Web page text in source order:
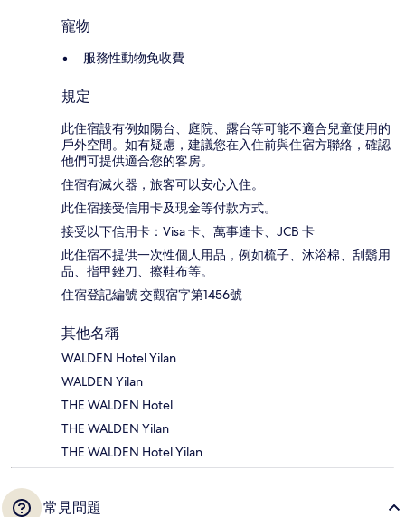
寵物
服務性動物免收費
規定
此住宿設有例如陽台、庭院、露台等可能不適合兒童使用的
戶外空間。如有疑慮，建議您在入住前與住宿方聯絡，確認
他們可提供適合您的客房。
住宿有滅火器，旅客可以安心入住。
此住宿接受信用卡及現金等付款方式。
接受以下信用卡：Visa 卡、萬事達卡、JCB 卡
此住宿不提供一次性個人用品，例如梳子、沐浴棉、刮鬍用
品、指甲銼刀、擦鞋布等。
住宿登記編號 交觀宿字第1456號
其他名稱
WALDEN Hotel Yilan
WALDEN Yilan
THE WALDEN Hotel
THE WALDEN Yilan
THE WALDEN Hotel Yilan
常見問題